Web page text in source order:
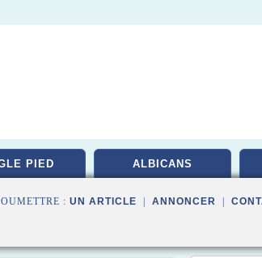
PIED ALBICANS
: UN ARTICLE ANNONCER